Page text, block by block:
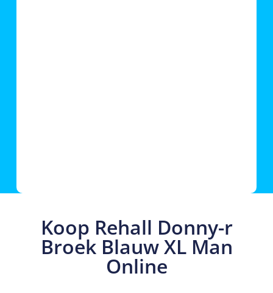
Koop Rehall Donny-r
Broek Blauw XL Man
Online